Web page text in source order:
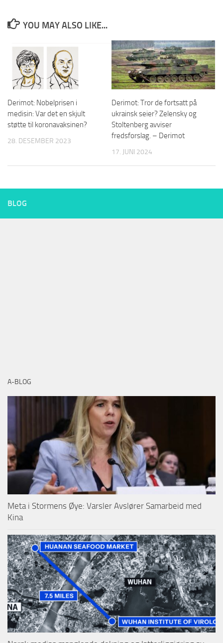
YOU MAY ALSO LIKE...
Derimot: Nobelprisen i
medisin: Var det en skjult
støtte til koronavaksinen?
28. DESEMBER 2023
Derimot: Tror de fortsatt på
ukrainsk seier? Zelensky og
Stoltenberg avviser
fredsforslag. – Derimot
17. JUNI 2024
BLOG
A-BLOG
Meta i Stormens Øye: Varsler Avslører Samarbeid med
Kina